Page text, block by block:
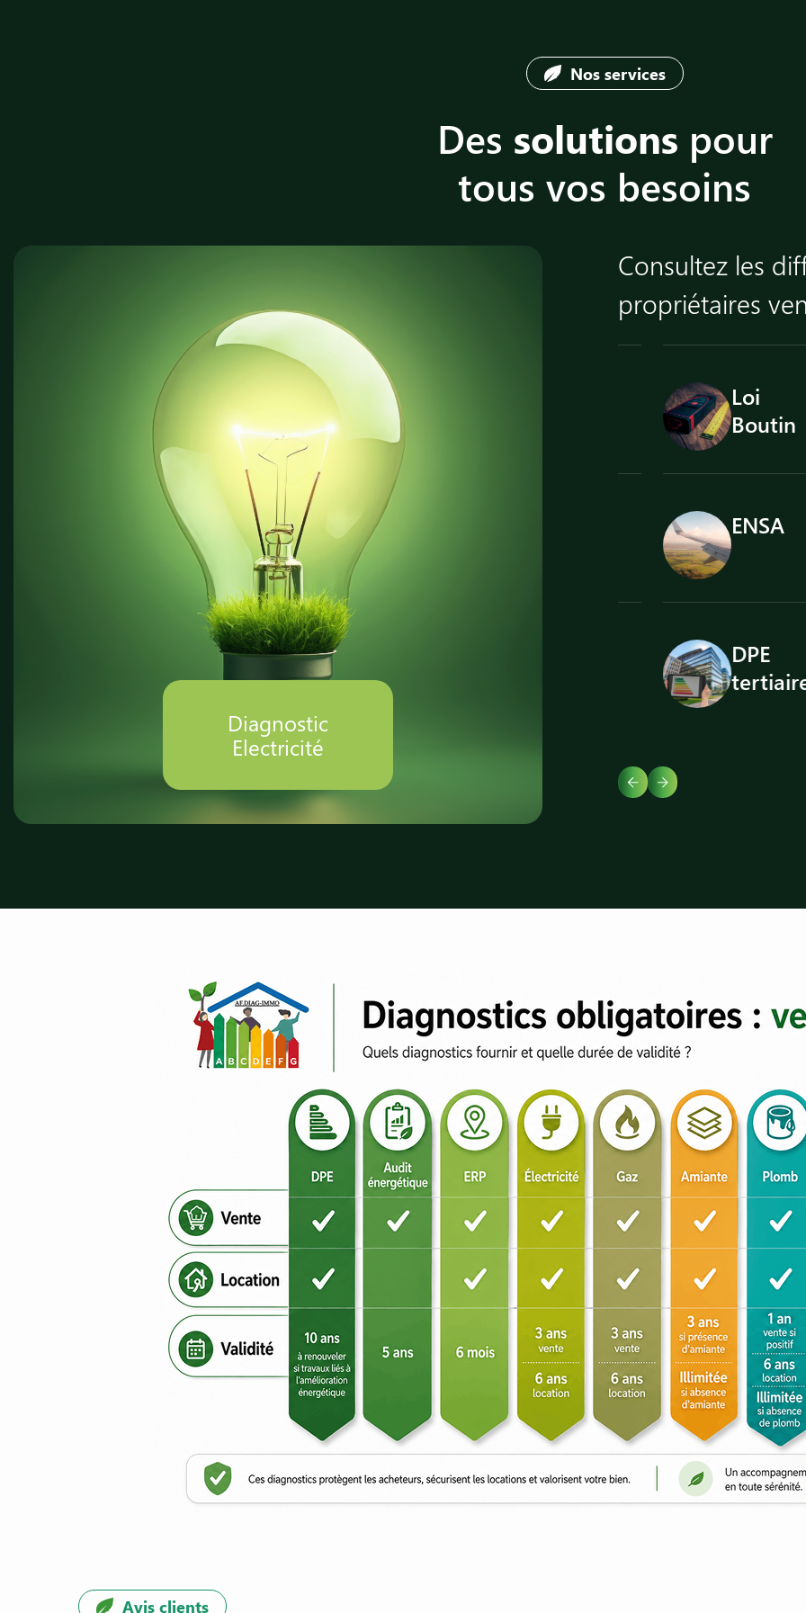
Nos services
Des solutions pour
tous vos besoins
Diagnostic
Electricité
Consultez les
propriétaires
Diagnostic
Amiante
Diagnostic
Termites
Diagnostic
Diagnostic
Carrez
Loi
Boutin
ENSA
DPE
tertiaire
Avis clients